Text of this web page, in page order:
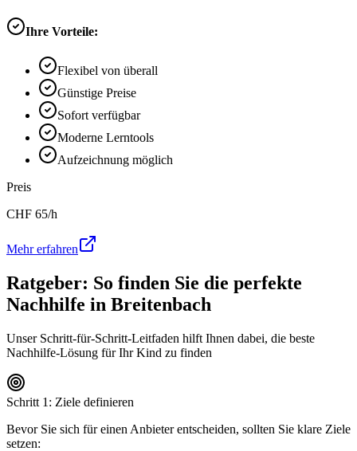
Ihre Vorteile:
Flexibel von überall
Günstige Preise
Sofort verfügbar
Moderne Lerntools
Aufzeichnung möglich
Preis
CHF 65/h
Mehr erfahren
Ratgeber: So finden Sie die perfekte
Nachhilfe in Breitenbach
Unser Schritt-für-Schritt-Leitfaden hilft Ihnen dabei, die beste
Nachhilfe-Lösung für Ihr Kind zu finden
Schritt 1: Ziele definieren
Bevor Sie sich für einen Anbieter entscheiden, sollten Sie klare Ziele
setzen: